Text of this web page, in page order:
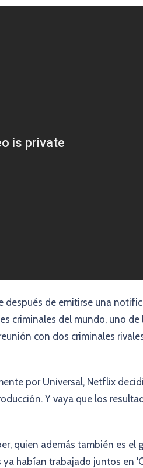
después de emitirse una
criminales del mundo, uno de
con dos criminales
por Universal, Netflix
Y vaya que los
quien además también es el
ya habían trabajado juntos en